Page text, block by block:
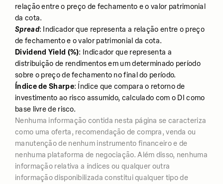
relação entre o preço de fechamento e o valor patrimonial
da cota.
Spread: Indicador que representa a relação entre o preço
de fechamento e o valor patrimonial da cota.
Dividend Yield (%): Indicador que representa a
distribuição de rendimentos em um determinado período
sobre o preço de fechamento no final do período.
Índice de Sharpe: Índice que compara o retorno de
investimento ao risco assumido, calculado com o DI como
base livre de risco.
Nenhuma informação contida nesta página se caracteriza
como uma oferta, recomendação de compra, venda ou
manutenção de nenhum instrumento financeiro e de
nenhuma plataforma de negociação. Além disso, nenhuma
informação relativa a índices ou qualquer outra
informação disponibilizada constitui qualquer tipo de